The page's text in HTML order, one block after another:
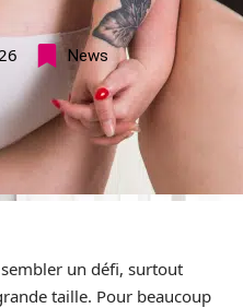
News
un défi, surtout
taille. Pour beaucoup